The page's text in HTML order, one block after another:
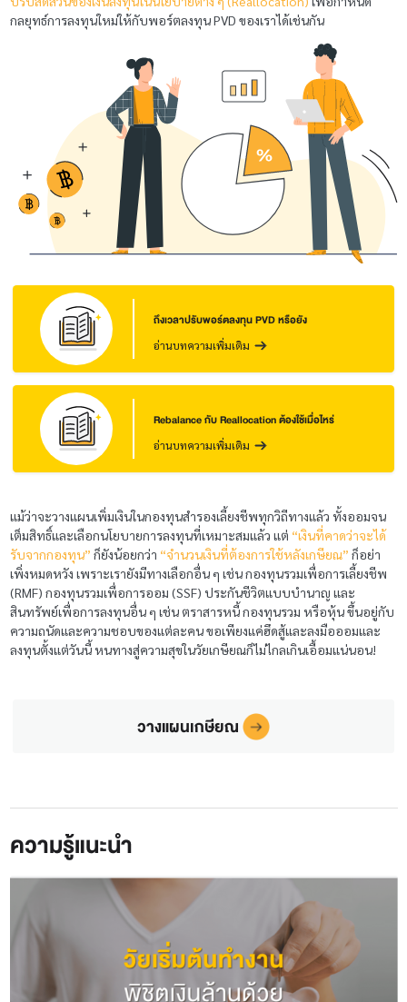
กลยุทธ์การลงทุนใหม่ให้กับพอร์ตลงทุน PVD ของเราได้เช่นกัน
ถึงเวลาปรับพอร์ตลงทุน PVD หรือยัง
อ่านบทความเพิ่มเติม
Rebalance กับ Reallocation ต้องใช้เมื่อไหร่
อ่านบทความเพิ่มเติม
แม้ว่าจะวางแผนเพิ่มเงินในกองทุนสำรองเลี้ยงชีพทุกวิถีทางแล้ว ทั้งออมจน
เต็มสิทธิ์และเลือกนโยบายการลงทุนที่เหมาะสมแล้ว แต่ “เงินที่คาดว่าจะได้
รับจากกองทุน” ก็ยังน้อยกว่า “จำนวนเงินที่ต้องการใช้หลังเกษียณ” ก็อย่า
เพิ่งหมดหวัง เพราะเรายังมีทางเลือกอื่น ๆ เช่น กองทุนรวมเพื่อการเลี้ยงชีพ
(RMF) กองทุนรวมเพื่อการออม (SSF) ประกันชีวิตแบบบำนาญ และ
สินทรัพย์เพื่อการลงทุนอื่น ๆ เช่น ตราสารหนี้ กองทุนรวม หรือหุ้น ขึ้นอยู่กับ
ความถนัดและความชอบของแต่ละคน ขอเพียงแค่ฮึดสู้และลงมือออมและ
ลงทุนตั้งแต่วันนี้ หนทางสู่ความสุขในวัยเกษียณก็ไม่ไกลเกินเอื้อมแน่นอน!
วางแผนเกษียณ
ความรู้แนะนำ